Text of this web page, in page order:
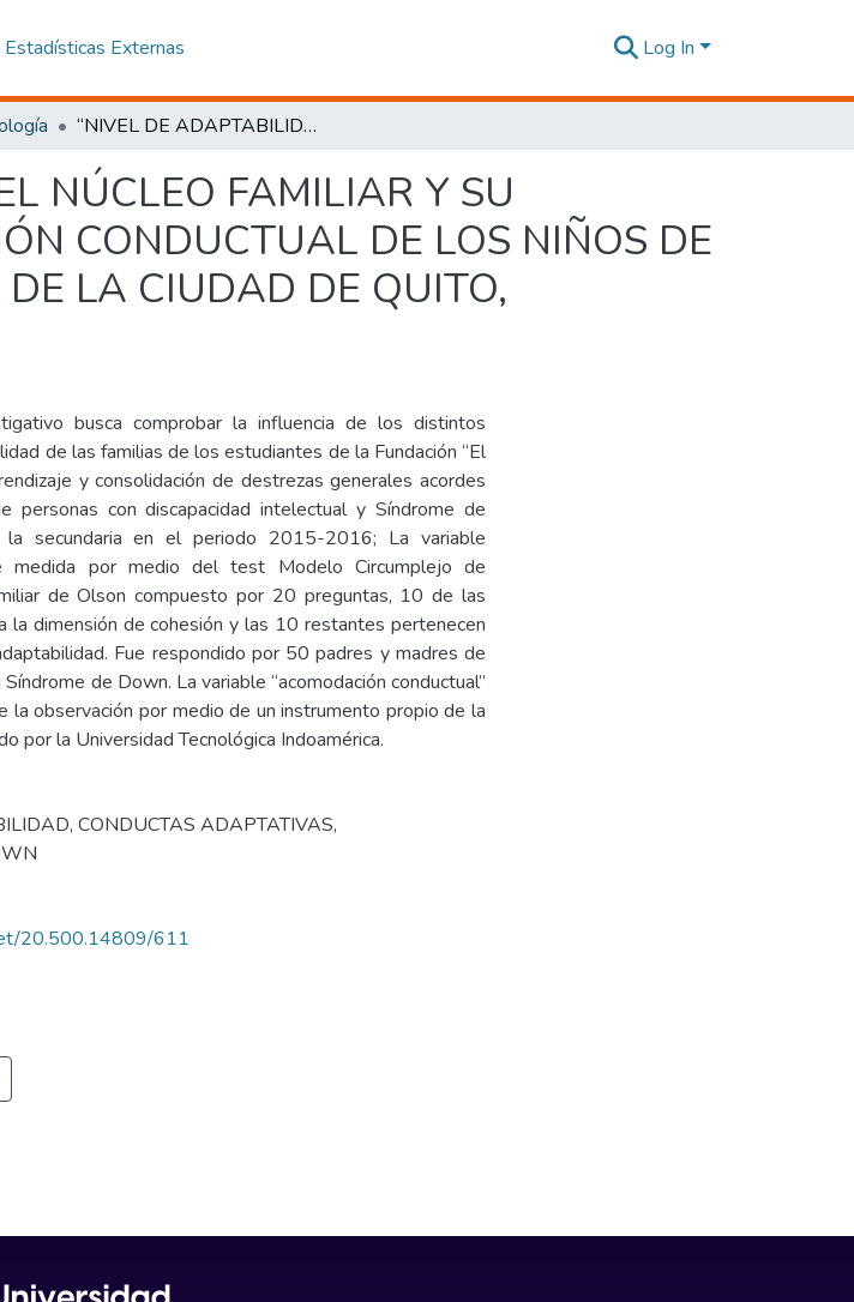
Estadísticas Externas Log In
“NIVEL DE ADAPTABILIDAD EN EL NÚCLEO FAMILIAR Y SU INCIDENCIA EN LA ACOMODACIÓN CONDUCTUAL DE LOS NIÑOS DE LA FUNDACIÓN EL TRIÁNGULO, DE LA CIUDAD DE QUITO, DURANTE EL AÑO 2016.”
NÚCLEO FAMILIAR Y SU
CONDUCTUAL DE LOS NIÑOS DE
LA CIUDAD DE QUITO,
busca comprobar la influencia de los distintos
de las familias de los estudiantes de la Fundación “El
y consolidación de destrezas generales acordes
personas con discapacidad intelectual y Síndrome de
la secundaria en el periodo 2015-2016; La variable
medida por medio del test Modelo Circumplejo de
de Olson compuesto por 20 preguntas, 10 de las
la dimensión de cohesión y las 10 restantes pertenecen
Fue respondido por 50 padres y madres de
de Down. La variable “acomodación conductual”
la observación por medio de un instrumento propio de la
por la Universidad Tecnológica Indoamérica.
, CONDUCTAS ADAPTATIVAS,
20.500.14809/611